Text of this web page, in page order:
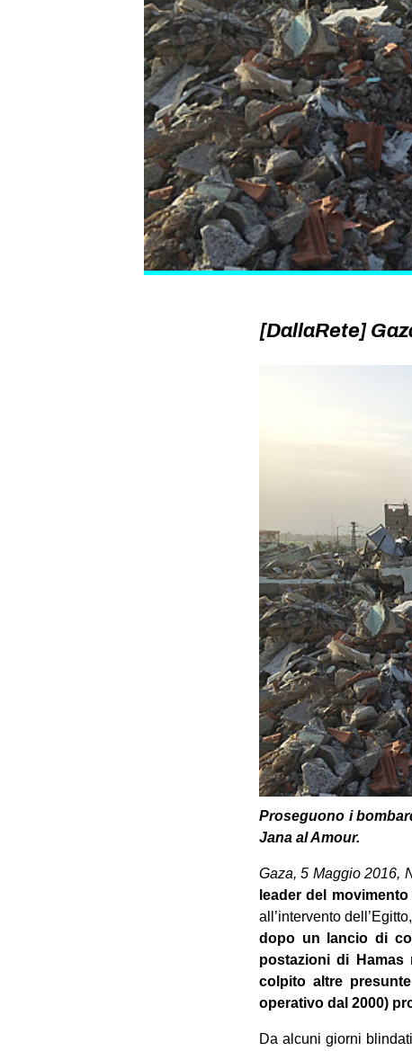
[DallaRete]
Proseguono i
Jana al Amour.
Gaza, 5 Maggio 2016,
leader del
all’intervento
dopo un lancio di
postazioni di Hamas
colpito altre
operativo dal 2000)
Da alcuni giorni